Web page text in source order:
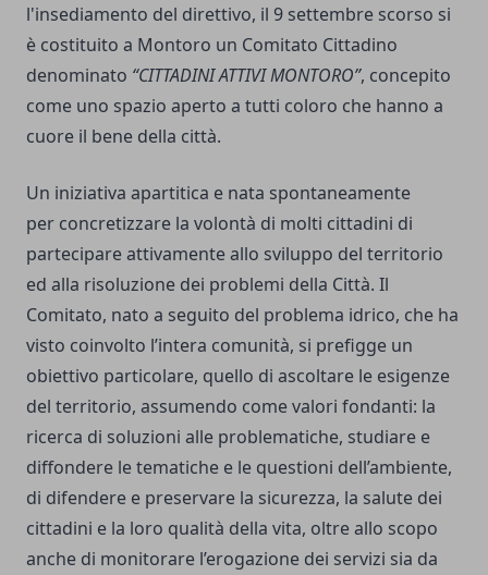
l'insediamento del direttivo, il 9 settembre scorso si
è costituito a Montoro un Comitato Cittadino
denominato “CITTADINI ATTIVI MONTORO”, concepito
come uno spazio aperto a tutti coloro che hanno a
cuore il bene della città.
Un iniziativa apartitica e nata spontaneamente
per concretizzare la volontà di molti cittadini di
partecipare attivamente allo sviluppo del territorio
ed alla risoluzione dei problemi della Città. Il
Comitato, nato a seguito del problema idrico, che ha
visto coinvolto l’intera comunità, si prefigge un
obiettivo particolare, quello di ascoltare le esigenze
del territorio, assumendo come valori fondanti: la
ricerca di soluzioni alle problematiche, studiare e
diffondere le tematiche e le questioni dell’ambiente,
di difendere e preservare la sicurezza, la salute dei
cittadini e la loro qualità della vita, oltre allo scopo
anche di monitorare l’erogazione dei servizi sia da